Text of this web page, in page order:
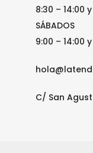
8:30 – 14:00
SÁBADOS
9:00 – 14:00
C/ San